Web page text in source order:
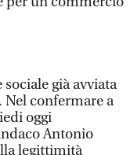
sociale già avviata
confermare a
oggi
Antonio
legittimità